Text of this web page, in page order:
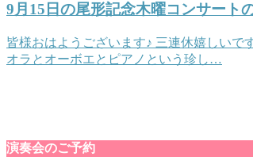
9月15日の尾形記念木曜コンサート
皆様おはようございます♪ 三連休嬉しい
オラとオーボエとピアノという珍し…
演奏会のご予約